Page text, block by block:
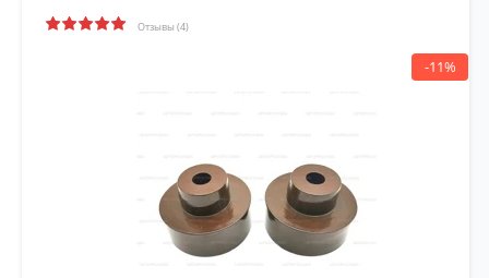
Отзывы (4)
-11%